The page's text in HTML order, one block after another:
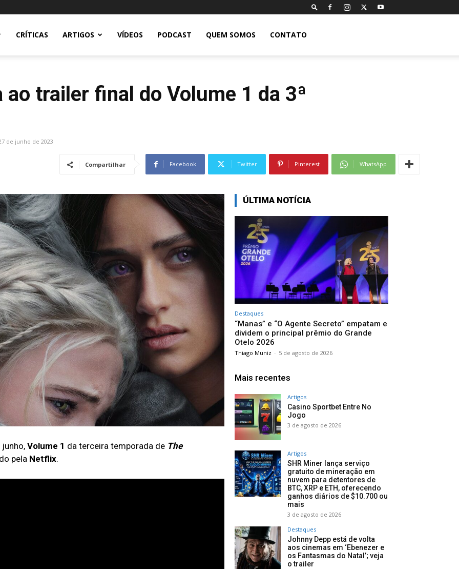
CRÍTICAS ARTIGOS VÍDEOS PODCAST QUEM SOMOS CONTATO
trailer final do Volume 1 da 3ª
de junho de 2023
Compartilhar Facebook Twitter Pinterest WhatsApp
Volume 1 da terceira temporada de The
pela Netflix.
ÚLTIMA NOTÍCIA
Destaques
“Manas” e “O Agente Secreto” empatam e
dividem o principal prêmio do Grande
Otelo 2026
Thiago Muniz - 5 de agosto de 2026
Mais recentes
Artigos
Casino Sportbet Entre No
Jogo
3 de agosto de 2026
Artigos
SHR Miner lança serviço
gratuito de mineração em
nuvem para detentores de
BTC, XRP e ETH, oferecendo
ganhos diários de $10.700 ou
mais
3 de agosto de 2026
Destaques
Johnny Depp está de volta
aos cinemas em ‘Ebenezer e
os Fantasmas do Natal’; veja
o trailer